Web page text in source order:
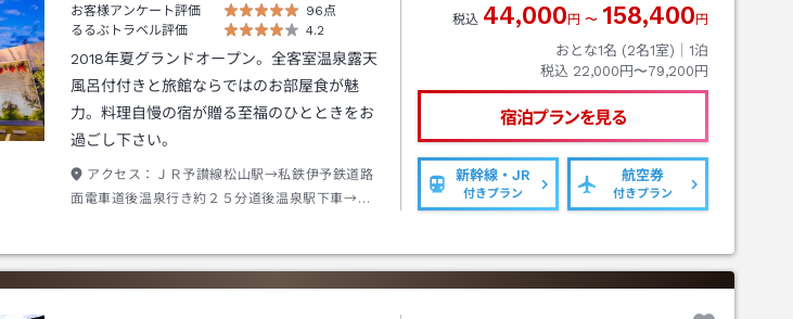
お客様アンケート評価
96点
るるぶトラベル評価
4.2
2018年夏グランドオープン。全客室温泉露天
風呂付付きと旅館ならではのお部屋食が魅
力。料理自慢の宿が贈る至福のひとときをお
過ごし下さい。
アクセス：
ＪＲ予讃線松山駅→私鉄伊予鉄道路
面電車道後温泉行き約２５分道後温泉駅下車→徒
税込 44,000 円 〜 158,400 円
おとな1名 (2名1室)｜ 1泊
税込 22,000円〜79,200円
宿泊プランを見る
新幹線・JR
付きプラン
航空券
付きプラン